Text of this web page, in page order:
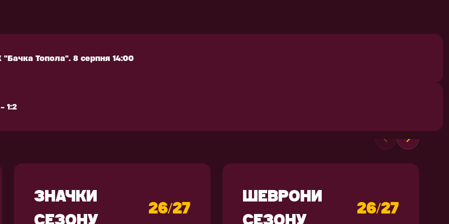
Топола". 8 серпня 14:00
Топола". 8 серпня 14:00
1:2
ЗНАЧКИ
СЕЗОНУ
26/27
ШЕВРОНИ
СЕЗОНУ
26/27